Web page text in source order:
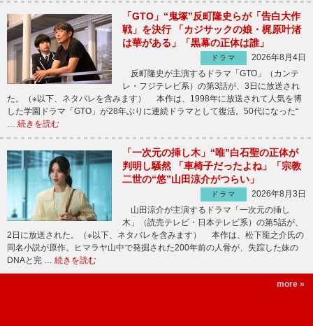
「GTO」“鬼塚”反町隆史らが「告白大作
戦」を決行 「カジサックの娘・梶原叶渚
は華がある」「黒幕の正体は誰」
ドラマ
2026年8月4日
反町隆史が主演するドラマ「GTO」（カンテ
レ・フジテレビ系）の第3話が、3日に放送され
た。（※以下、ネタバレを含みます） 本作は、1998年に放送されて人気を博
した学園ドラマ「GTO」が28年ぶりに連続ドラマとして復活。50代になった“
… 続きを読む
「一次元の挿し木」“唯”白石聖の正体が
判明し騒然 「車椅子だったよね」「宗教
二世の“悠”山田涼介がつらい」
ドラマ
2026年8月3日
山田涼介が主演するドラマ「一次元の挿し
木」（読売テレビ・日本テレビ系）の第5話が、
2日に放送された。（※以下、ネタバレを含みます） 本作は、松下龍之介氏の
同名小説が原作。ヒマラヤ山中で発掘された200年前の人骨が、失踪した妹の
DNAと完 … 続きを読む
more »